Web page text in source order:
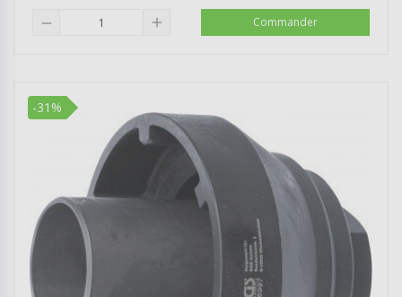
remove add Commander
-31%